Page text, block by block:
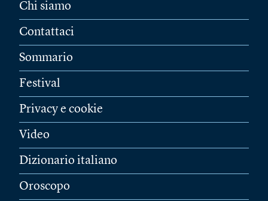
Chi siamo
Contattaci
Sommario
Festival
Privacy e cookie
Video
Dizionario italiano
Oroscopo